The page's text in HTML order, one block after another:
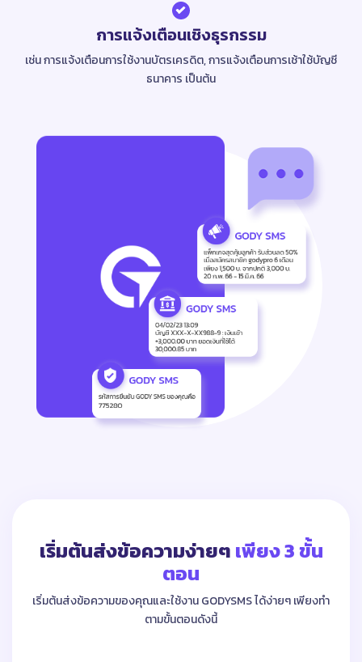
การแจ้งเตือนเชิงธุรกรรม
เช่น การแจ้งเตือนการใช้งานบัตรเครดิต, การแจ้งเตือนการเช้าใช้บัญชี
ธนาคาร เป็นต้น
เริ่มต้นส่งข้อความง่ายๆ เพียง 3 ขั้น
ตอน
เริ่มต้นส่งข้อความของคุณและใช้งาน GODYSMS ได้ง่ายๆ เพียงทำ
ตามขั้นตอนดังนี้